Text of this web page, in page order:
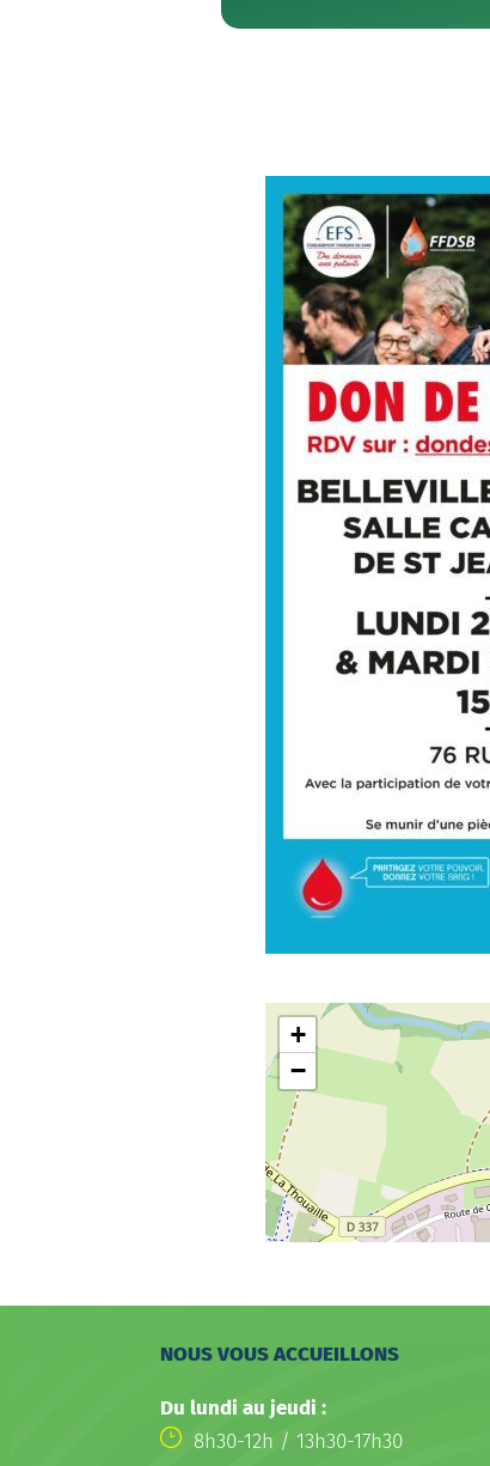
+
−
NOUS VOUS ACCUEILLONS
Du lundi au jeudi :
8h30-12h / 13h30-17h30